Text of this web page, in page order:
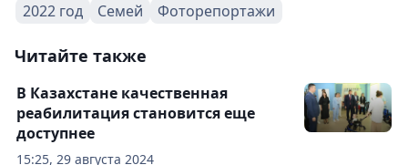
2022 год Семей Фоторепортажи
Читайте также
15:25, 29 августа 2024
В Казахстане качественная
реабилитация становится еще
доступнее